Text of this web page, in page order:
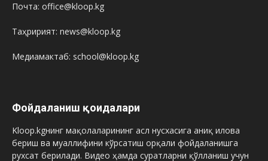
Почта: office@kloop.kg
Таҳририят: news@kloop.kg
Медиамактаб: school@kloop.kg
Фойдаланиш қоидалари
Kloop.kgнинг мақолаларининг асл нусхасига аниқ илова
бериш ва муаллифини кўрсатиш орқали фойдаланишга
рухсат берилади. Видео ҳамда суратларни қўлланиш учун